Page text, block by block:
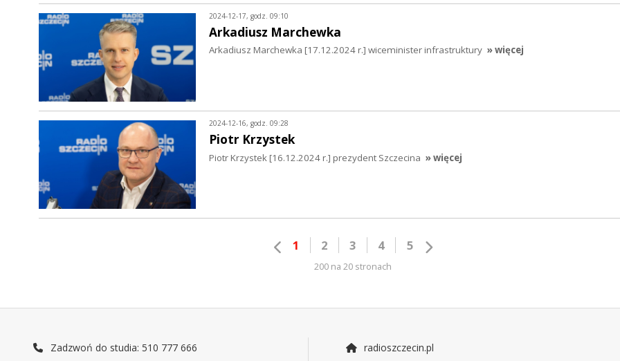
2024-12-17, godz. 09:10
Arkadiusz Marchewka
Arkadiusz Marchewka [17.12.2024 r.] wiceminister infrastruktury » więcej
2024-12-16, godz. 09:28
Piotr Krzystek
Piotr Krzystek [16.12.2024 r.] prezydent Szczecina » więcej
1 2 3 4 5
200 na 20 stronach
Zadzwoń do studia: 510 777 666
radioszczecin.pl